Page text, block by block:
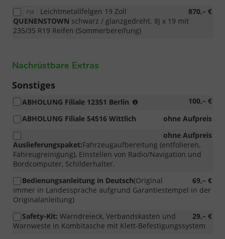
PJ8 870,– €
Leichtmetallfelgen 19 Zoll
QUENENSTOWN schwarz / glanzgedreht. 8J x 19 mit
235/35 R19 Reifen (Sommerbereifung)
Nachrüstbare Extras
Sonstiges
100,– €
ABHOLUNG Filiale 12351 Berlin
ohne Aufpreis
ABHOLUNG Filiale 54516 Wittlich
ohne Aufpreis
Auslieferungspaket:Fahrzeugaufbereitung (entfolieren,
Fahreugreinigung), Einstellen von Radio/Navigation und
Bordcomputer, Schilderhalter.
69,– €
Bedienungsanleitung in Deutsch(Original
immer in Landessprache aufgrund Garantiestempel in der
Originalanleitung)
29,– €
Safety-Kit: Warndreieck, Verbandskasten und
Warnweste in Kombitasche mit Klett-Befestigungssystem